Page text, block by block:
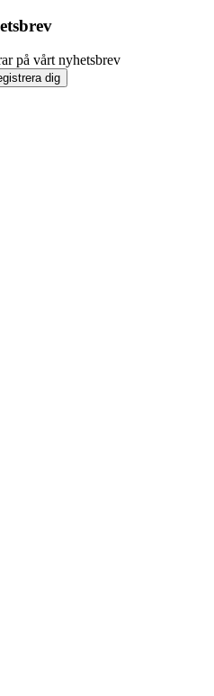
på vårt nyhetsbrev
dig